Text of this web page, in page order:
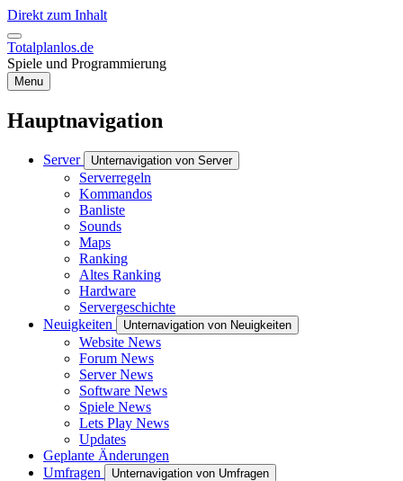
Direkt zum Inhalt
Totalplanlos.de
Spiele und Programmierung
Menu
Hauptnavigation
Server Unternavigation von Server
Serverregeln
Kommandos
Banliste
Sounds
Maps
Ranking
Altes Ranking
Hardware
Servergeschichte
Neuigkeiten
Unternavigation von Neuigkeiten
Website News
Forum News
Server News
Software News
Spiele News
Lets Play News
Updates
Geplante Änderungen
Umfragen
Unternavigation von Umfragen